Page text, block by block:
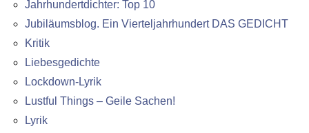
Jahrhundertdichter: Top 10
Jubiläumsblog. Ein Vierteljahrhundert DAS GEDICHT
Kritik
Liebesgedichte
Lockdown-Lyrik
Lustful Things – Geile Sachen!
Lyrik